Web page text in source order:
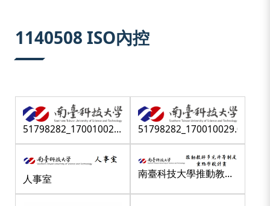
1140508 ISO內控
51798282_170010029.086547
(1)
51798282_170010029.086547
人事室
南臺科技大學推動教師